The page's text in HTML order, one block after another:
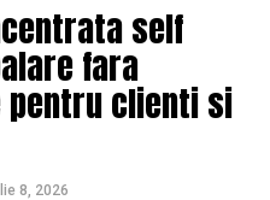
self
fara
clienti si
8, 2026